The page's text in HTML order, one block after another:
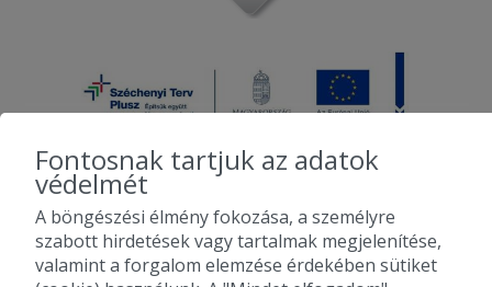
2010-2026 Copyright - Falatozz.hu - Diston-line Kft.
Pizza, gyros, hamburger, menük kedvező áron, egy helyen az összes
Fontosnak tartjuk az adatok
védelmét
A böngészési élmény fokozása, a személyre
szabott hirdetések vagy tartalmak megjelenítése,
valamint a forgalom elemzése érdekében sütiket